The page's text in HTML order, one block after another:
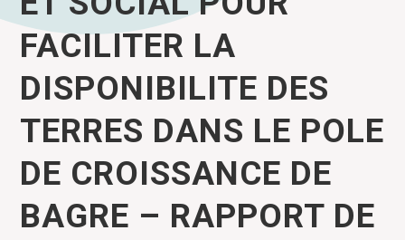
foncier pour la
gestion durable
terres et de l’
environnement de
zone d’ utilité
publique de
FACILITER LA
DISPONIBILITE DES
TERRES DANS LE POLE
DE CROISSANCE DE
BAGRE – RAPPORT DE